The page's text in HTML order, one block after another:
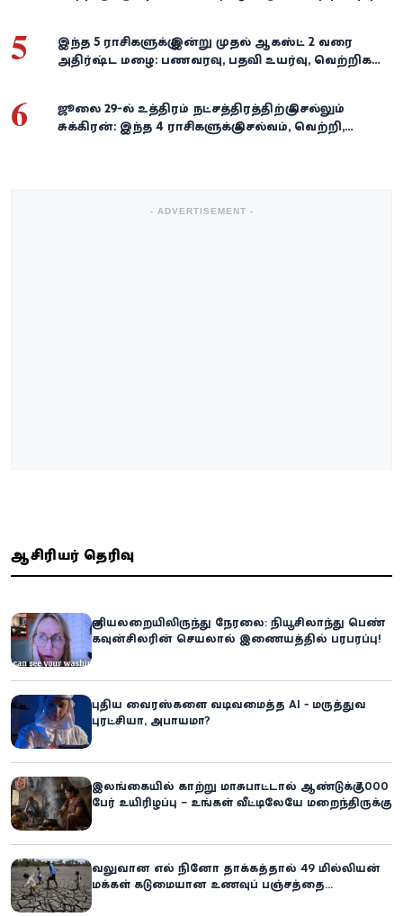
5
இந்த 5 ராசிகளுக்கு இன்று முதல் ஆகஸ்ட் 2 வரை
அதிர்ஷ்ட மழை: பணவரவு, பதவி உயர்வு, வெற்றிகள்
6
ஜூலை 29-ல் உத்திரம் நட்சத்திரத்திற்கு செல்லும்
சுக்கிரன்: இந்த 4 ராசிகளுக்கு செல்வம், வெற்றி,
- ADVERTISEMENT -
ஆசிரியர் தெரிவு
குளியலறையிலிருந்து நேரலை: நியூசிலாந்து பெண்
கவுன்சிலரின் செயலால் இணையத்தில் பரபரப்பு!
புதிய வைரஸ்களை வடிவமைத்த AI - மருத்துவ
புரட்சியா, அபாயமா?
இலங்கையில் காற்று மாசுபாட்டால் ஆண்டுக்கு 7,000
பேர் உயிரிழப்பு – உங்கள் வீட்டிலேயே மறைந்திருக்கும்
வலுவான எல் நினோ தாக்கத்தால் 49 மில்லியன்
மக்கள் கடுமையான உணவுப் பஞ்சத்தை